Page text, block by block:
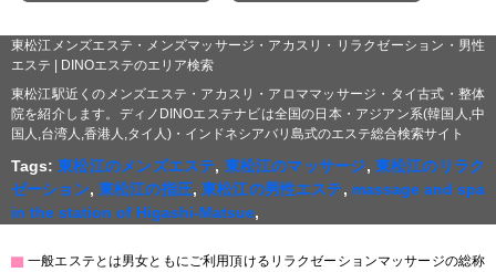
東松江メンズエステ・メンズマッサージ・アカスリ・リラクゼーション・男性
エステ | DINOエステのエリア検索
東松江駅近くのメンズエステ・アカスリ・アロママッサージ・タイ古式・整体
院を紹介します。ディノDINOエステナビは全国の日本・アジアン系(韓国人,中
国人,台湾人,香港人,タイ人)・インドネシアバリ島式のエステ総合検索サイト
Tags:東松江のメンズエステ, 東松江のマッサージ, 東松江のリラク
ゼーション, 東松江の指圧,東松江の男性エステ, massage and spa
in the station of Higashi-Matsue,
▇ 一般エステとは男女ともにご利用頂けるリラクゼーションマッサージの総称